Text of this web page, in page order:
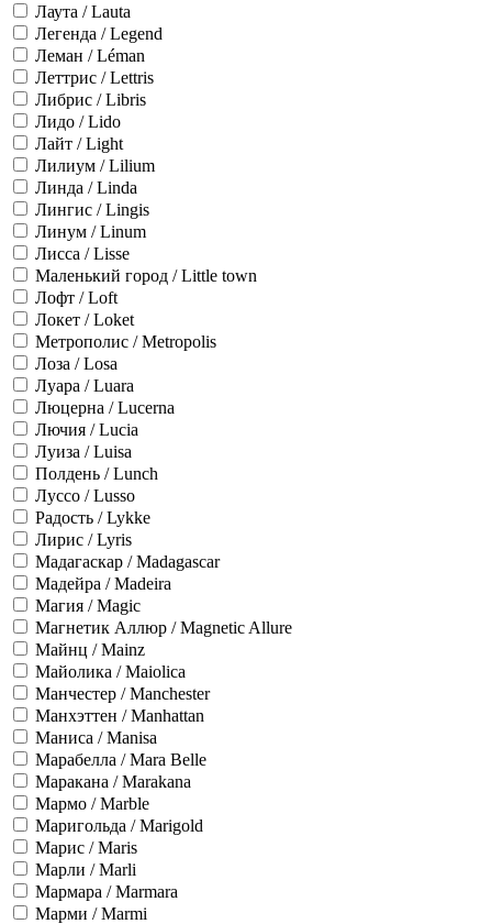
Лаута / Lauta
Легенда / Legend
Леман / Léman
Леттрис / Lettris
Либрис / Libris
Лидо / Lido
Лайт / Light
Лилиум / Lilium
Линда / Linda
Лингис / Lingis
Линум / Linum
Лисса / Lisse
Маленький город / Little town
Лофт / Loft
Локет / Loket
Метрополис / Metropolis
Лоза / Losa
Луара / Luara
Люцерна / Lucerna
Лючия / Lucia
Луиза / Luisa
Полдень / Lunch
Луссо / Lusso
Радость / Lykke
Лирис / Lyris
Мадагаскар / Madagascar
Мадейра / Madeira
Магия / Magic
Магнетик Аллюр / Magnetic Allure
Майнц / Mainz
Майолика / Maiolica
Манчестер / Manchester
Манхэттен / Manhattan
Маниса / Manisa
Марабелла / Mara Belle
Маракана / Marakana
Мармо / Marble
Маригольда / Marigold
Марис / Maris
Марли / Marli
Мармара / Marmara
Марми / Marmi